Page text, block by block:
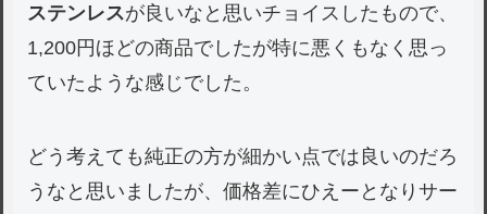
ステンレスが良いなと思いチョイスしたもので、
1,200円ほどの商品でしたが特に悪くもなく思っ
ていたような感じでした。
どう考えても純正の方が細かい点では良いのだろ
うなと思いましたが、価格差にひえーとなりサー